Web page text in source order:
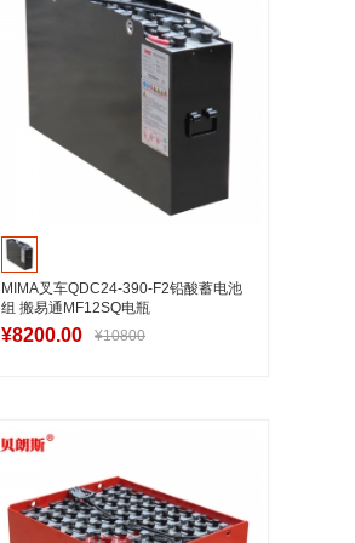
MIMA叉车QDC24-390-F2铅酸蓄电池
组 搬易通MF12SQ电瓶
¥8200.00 ¥10800